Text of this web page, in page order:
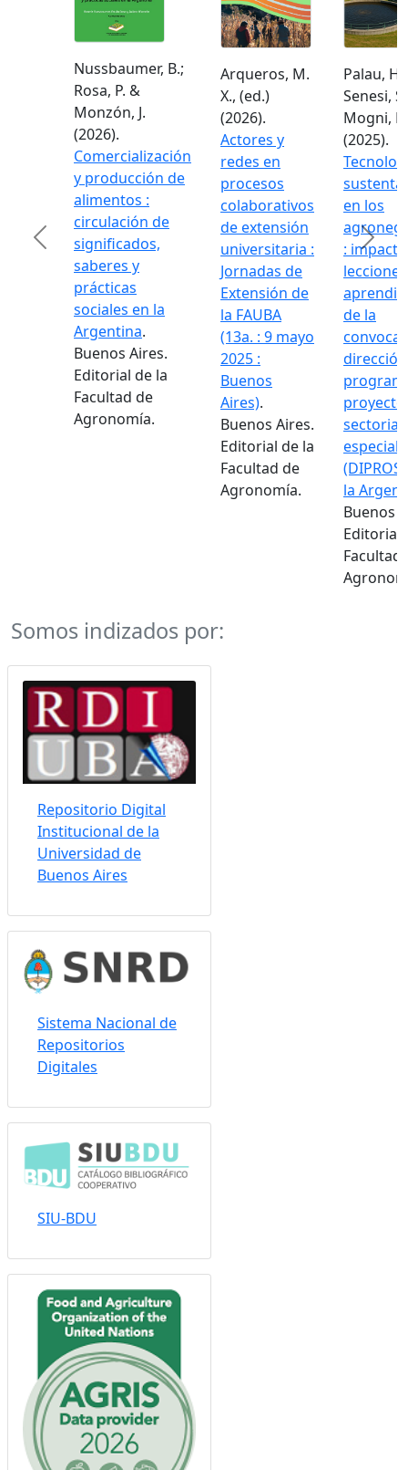
Nussbaumer, B.;
Rosa, P. &
Monzón, J.
(2026).
Comercialización
y producción de
alimentos :
circulación de
significados,
saberes y
prácticas
sociales en la
Argentina.
Buenos Aires.
Editorial de la
Facultad de
Agronomía.
Arqueros, M.
X., (ed.)
(2026).
Actores y
redes en
procesos
colaborativos
de extensión
universitaria :
Jornadas de
Extensión de
la FAUBA
(13a. : 9 mayo
2025 :
Buenos
Aires).
Buenos Aires.
Editorial de la
Facultad de
Agronomía.
Palau, H.;
Senesi,
Mogni, F.
(2025).
en los
:
lecciones
de la
la
Buenos
Editorial
Facultad
Previous Next
Somos indizados por:
Repositorio Digital
Institucional de la
Universidad de
Buenos Aires
Sistema Nacional de
Repositorios
Digitales
SIU-BDU